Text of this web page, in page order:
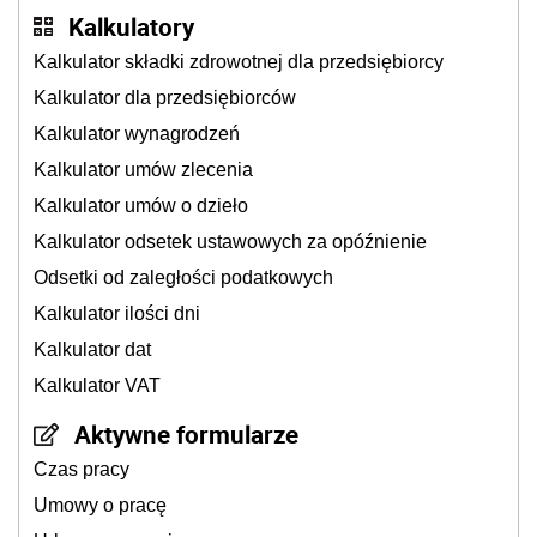
Kalkulatory
Kalkulator składki zdrowotnej dla przedsiębiorcy
Kalkulator dla przedsiębiorców
Kalkulator wynagrodzeń
Kalkulator umów zlecenia
Kalkulator umów o dzieło
Kalkulator odsetek ustawowych za opóźnienie
Odsetki od zaległości podatkowych
Kalkulator ilości dni
Kalkulator dat
Kalkulator VAT
Aktywne formularze
Czas pracy
Umowy o pracę